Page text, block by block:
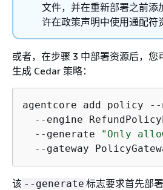
文件，并在重新部署之前添
许在政策声明中使用通配符
或者，在步骤 3 中部署资源后，您
生成 Cedar 策略：
agentcore add policy --
--engine
  --generate
"Only
--gateway
该 --generate 标志要求首先部